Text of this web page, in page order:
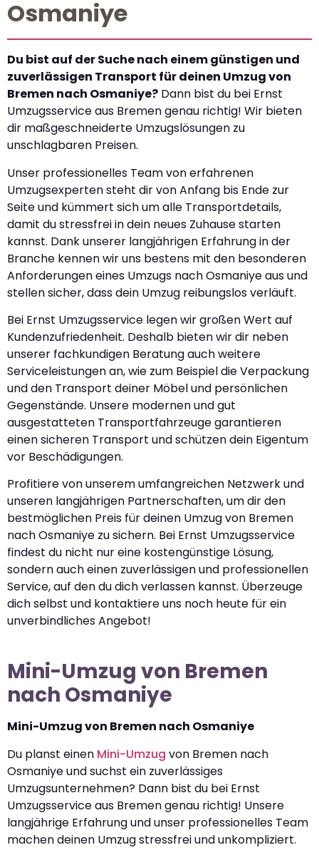
Osmaniye
Du bist auf der Suche nach einem günstigen und
zuverlässigen Transport für deinen Umzug von
Bremen nach Osmaniye? Dann bist du bei Ernst
Umzugsservice aus Bremen genau richtig! Wir bieten
dir maßgeschneiderte Umzugslösungen zu
unschlagbaren Preisen.
Unser professionelles Team von erfahrenen
Umzugsexperten steht dir von Anfang bis Ende zur
Seite und kümmert sich um alle Transportdetails,
damit du stressfrei in dein neues Zuhause starten
kannst. Dank unserer langjährigen Erfahrung in der
Branche kennen wir uns bestens mit den besonderen
Anforderungen eines Umzugs nach Osmaniye aus und
stellen sicher, dass dein Umzug reibungslos verläuft.
Bei Ernst Umzugsservice legen wir großen Wert auf
Kundenzufriedenheit. Deshalb bieten wir dir neben
unserer fachkundigen Beratung auch weitere
Serviceleistungen an, wie zum Beispiel die Verpackung
und den Transport deiner Möbel und persönlichen
Gegenstände. Unsere modernen und gut
ausgestatteten Transportfahrzeuge garantieren
einen sicheren Transport und schützen dein Eigentum
vor Beschädigungen.
Profitiere von unserem umfangreichen Netzwerk und
unseren langjährigen Partnerschaften, um dir den
bestmöglichen Preis für deinen Umzug von Bremen
nach Osmaniye zu sichern. Bei Ernst Umzugsservice
findest du nicht nur eine kostengünstige Lösung,
sondern auch einen zuverlässigen und professionellen
Service, auf den du dich verlassen kannst. Überzeuge
dich selbst und kontaktiere uns noch heute für ein
unverbindliches Angebot!
Mini-Umzug von Bremen
nach Osmaniye
Mini-Umzug von Bremen nach Osmaniye
Du planst einen Mini-Umzug von Bremen nach
Osmaniye und suchst ein zuverlässiges
Umzugsunternehmen? Dann bist du bei Ernst
Umzugsservice aus Bremen genau richtig! Unsere
langjährige Erfahrung und unser professionelles Team
machen deinen Umzug stressfrei und unkompliziert.